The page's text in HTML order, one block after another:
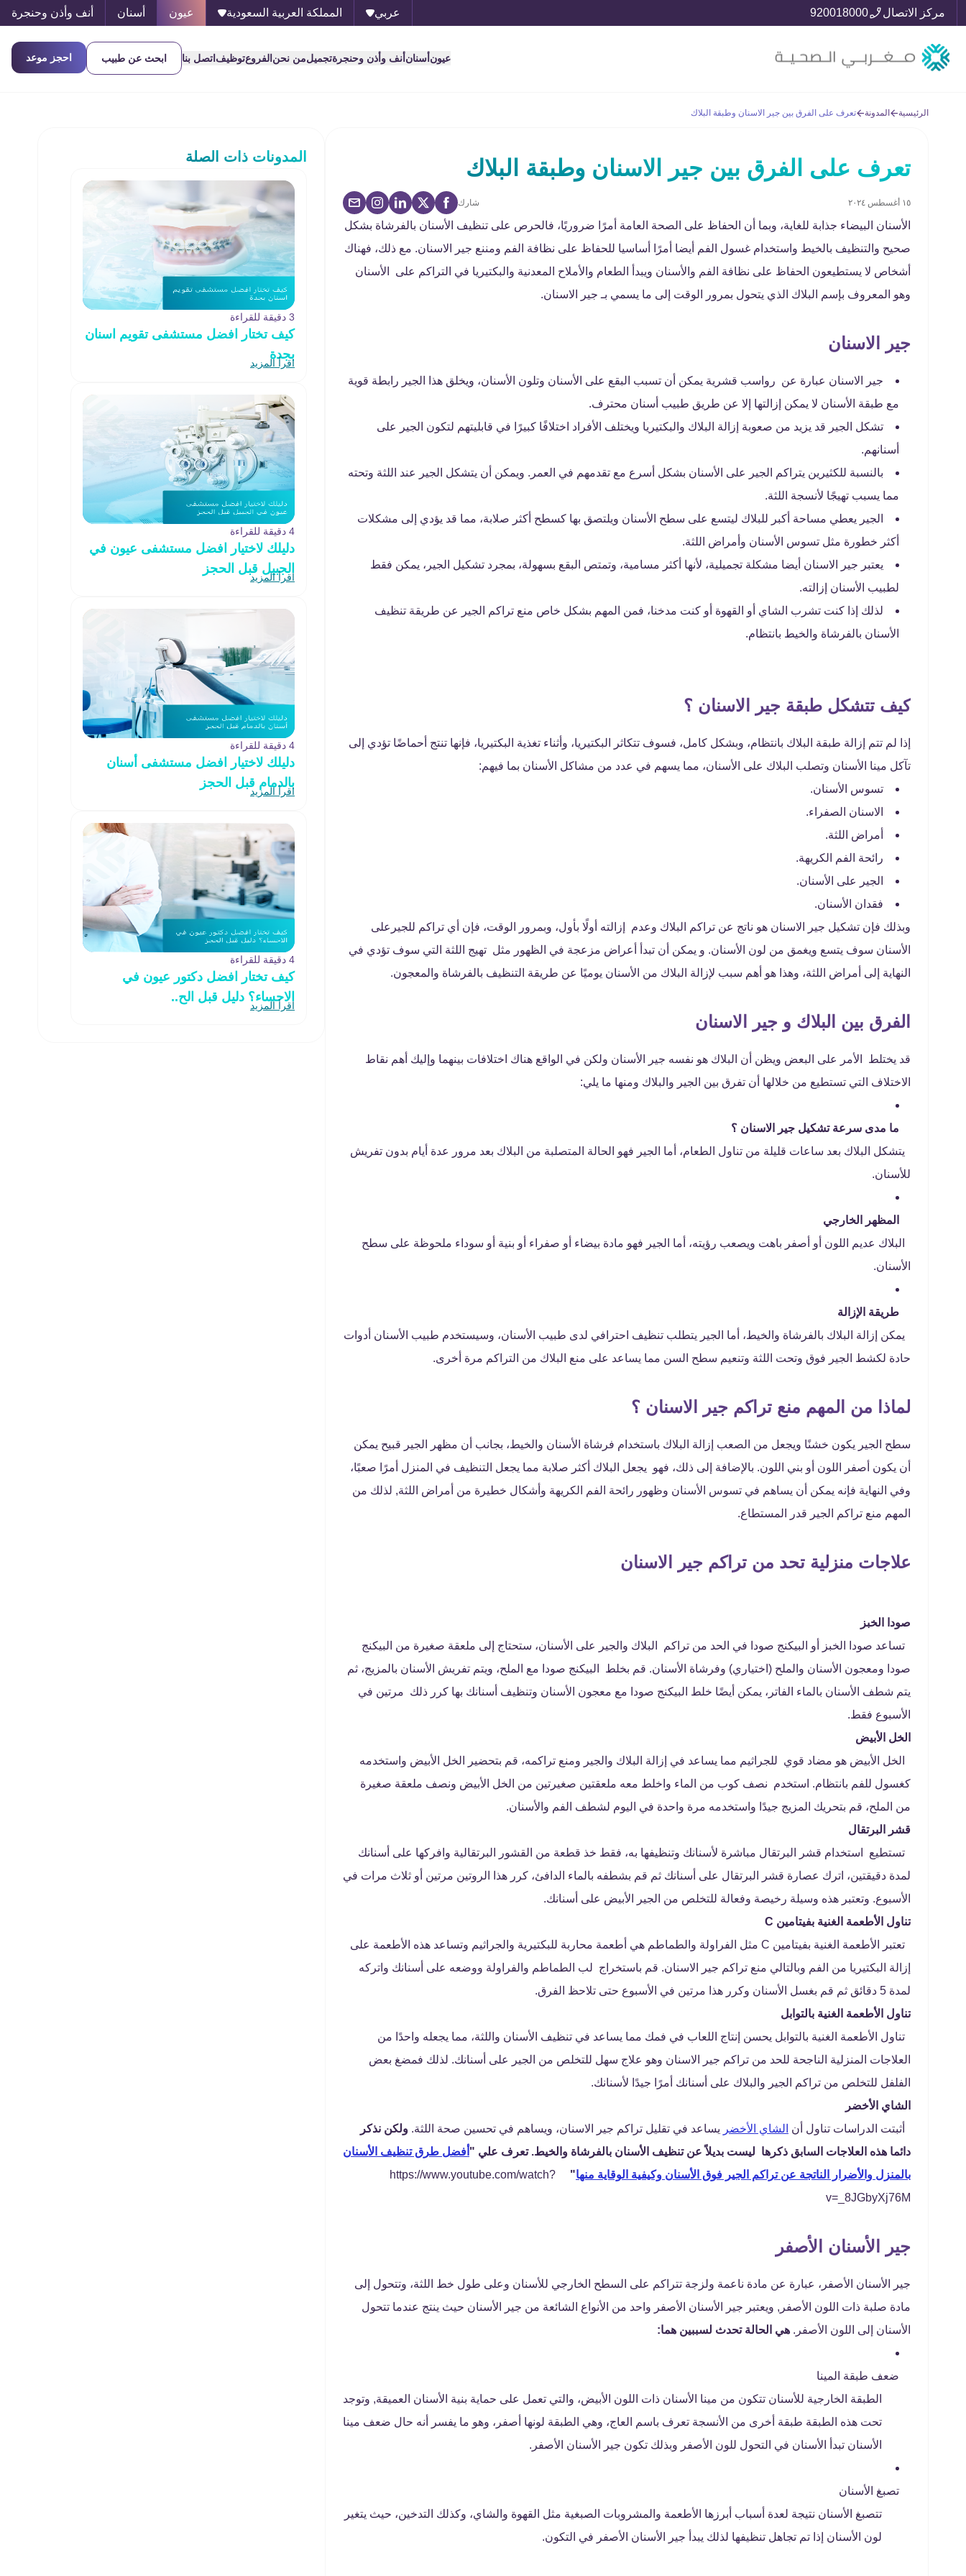
مركز الاتصال 920018000 عربي المملكة العربية السعودية عيون أسنان أنف وأذن وحنجرة
عيون أسنان أنف وأذن وحنجرةتجميلمن نحن الفروعتوظيف اتصل بنا ابحث عن طبيب احجز موعد
الرئيسية المدونة تعرف على الفرق بين جير الاسنان وطبقة البلاك
تعرف على الفرق بين جير الاسنان وطبقة البلاك
١٥ أغسطس ٢٠٢٤ شارك
الأسنان البيضاء جذابة للغاية، وبما أن الحفاظ على الصحة العامة أمرًا ضروريًا، فالحرص على تنظيف الأسنان بالفرشاة بشكل
صحيح والتنظيف بالخيط واستخدام غسول الفم أيضا أمرًا أساسيا للحفاظ على نظافة الفم ومننع جير الاسنان. مع ذلك، فهناك
أشخاص لا يستطيعون الحفاظ على نظافة الفم والأسنان ويبدأ الطعام والأملاح المعدنية والبكتيريا في التراكم على الأسنان
وهو المعروف بإسم البلاك الذي يتحول بمرور الوقت إلى ما يسمي بـ جير الاسنان.
جير الاسنان
جير الاسنان عبارة عن رواسب قشرية يمكن أن تسبب البقع على الأسنان وتلون الأسنان، ويخلق هذا الجير رابطة قوية
مع طبقة الأسنان لا يمكن إزالتها إلا عن طريق طبيب أسنان محترف.
تشكل الجير قد يزيد من صعوبة إزالة البلاك والبكتيريا ويختلف الأفراد اختلافًا كبيرًا في قابليتهم لتكون الجير على
أسنانهم.
بالنسبة للكثيرين يتراكم الجير على الأسنان بشكل أسرع مع تقدمهم في العمر. ويمكن أن يتشكل الجير عند اللثة وتحته
مما يسبب تهيجًا لأنسجة اللثة.
الجير يعطي مساحة أكبر للبلاك ليتسع على سطح الأسنان ويلتصق بها كسطح أكثر صلابة، مما قد يؤدي إلى مشكلات
أكثر خطورة مثل تسوس الأسنان وأمراض اللثة.
يعتبر جير الاسنان أيضا مشكلة تجميلية، لأنها أكثر مسامية، وتمتص البقع بسهولة، بمجرد تشكيل الجير، يمكن فقط
لطبيب الأسنان إزالته.
لذلك إذا كنت تشرب الشاي أو القهوة أو كنت مدخنا، فمن المهم بشكل خاص منع تراكم الجير عن طريقة تنظيف
الأسنان بالفرشاة والخيط بانتظام.
كيف تتشكل طبقة جير الاسنان ؟
إذا لم تتم إزالة طبقة البلاك بانتظام، وبشكل كامل، فسوف تتكاثر البكتيريا، وأثناء تغذية البكتيريا، فإنها تنتج أحماضًا تؤدي إلى
تآكل مينا الأسنان وتصلب البلاك على الأسنان، مما يسهم في عدد من مشاكل الأسنان بما فيهم:
تسوس الأسنان.
الاسنان الصفراء.
أمراض اللثة.
رائحة الفم الكريهة.
الجير على الأسنان.
فقدان الأسنان.
وبذلك فإن تشكيل جير الاسنان هو ناتج عن تراكم البلاك وعدم إزالته أولًا بأول، وبمرور الوقت، فإن أي تراكم للجيرعلى
الأسنان سوف يتسع ويغمق من لون الأسنان. و يمكن أن تبدأ أعراض مزعجة في الظهور مثل تهيج اللثة التي سوف تؤدي في
النهاية إلى أمراض اللثة، وهذا هو أهم سبب لإزالة البلاك من الأسنان يوميًا عن طريقة التنظيف بالفرشاة والمعجون.
الفرق بين البلاك و جير الاسنان
قد يختلط الأمر على البعض ويظن أن البلاك هو نفسه جير الأسنان ولكن في الواقع هناك اختلافات بينهما وإليك أهم نقاط
الاختلاف التي تستطيع من خلالها أن تفرق بين الجير والبلاك ومنها ما يلي:
ما مدى سرعة تشكيل جير الاسنان ؟
يتشكل البلاك بعد ساعات قليلة من تناول الطعام، أما الجير فهو الحالة المتصلبة من البلاك بعد مرور عدة أيام بدون تفريش
للأسنان.
المظهر الخارجي
البلاك عديم اللون أو أصفر باهت ويصعب رؤيته، أما الجير فهو مادة بيضاء أو صفراء أو بنية أو سوداء ملحوظة على سطح
الأسنان.
طريقة الإزالة
يمكن إزالة البلاك بالفرشاة والخيط، أما الجير يتطلب تنظيف احترافي لدى طبيب الأسنان، وسيستخدم طبيب الأسنان أدوات
حادة لكشط الجير فوق وتحت اللثة وتنعيم سطح السن مما يساعد على منع البلاك من التراكم مرة أخرى.
لماذا من المهم منع تراكم جير الاسنان ؟
سطح الجير يكون خشنًا ويجعل من الصعب إزالة البلاك باستخدام فرشاة الأسنان والخيط، بجانب أن مظهر الجير قبيح يمكن
أن يكون أصفر اللون أو بني اللون. بالإضافة إلى ذلك، فهو يجعل البلاك أكثر صلابة مما يجعل التنظيف في المنزل أمرًا صعبًا،
وفي النهاية فإنه يمكن أن يساهم في تسوس الأسنان وظهور رائحة الفم الكريهة وأشكال خطيرة من أمراض اللثة, لذلك من
المهم منع تراكم الجير قدر المستطاع.
علاجات منزلية تحد من تراكم جير الاسنان
صودا الخبز
تساعد صودا الخبز أو البيكنج صودا في الحد من تراكم البلاك والجير على الأسنان، ستحتاج إلى ملعقة صغيرة من البيكنج
صودا ومعجون الأسنان والملح (اختياري) وفرشاة الأسنان. قم بخلط البيكنج صودا مع الملح، ويتم تفريش الأسنان بالمزيج، ثم
يتم شطف الأسنان بالماء الفاتر، يمكن أيضًا خلط البيكنج صودا مع معجون الأسنان وتنظيف أسنانك بها كرر ذلك مرتين في
الأسبوع فقط.
الخل الأبيض
الخل الأبيض هو مضاد قوي للجراثيم مما يساعد في إزالة البلاك والجير ومنع تراكمه، قم بتحضير الخل الأبيض واستخدمه
كغسول للفم بانتظام. استخدم نصف كوب من الماء واخلط معه ملعقتين صغيرتين من الخل الأبيض ونصف ملعقة صغيرة
من الملح، قم بتحريك المزيج جيدًا واستخدمه مرة واحدة في اليوم لشطف الفم والأسنان.
قشر البرتقال
تستطيع استخدام قشر البرتقال مباشرة لأسنانك وتنظيفها به، فقط خذ قطعة من القشور البرتقالية وافركها على أسنانك
لمدة دقيقتين، اترك عصارة قشر البرتقال على أسنانك ثم قم بشطفه بالماء الدافئ، كرر هذا الروتين مرتين أو ثلاث مرات في
الأسبوع. وتعتبر هذه وسيلة رخيصة وفعالة للتخلص من الجير الأبيض على أسنانك.
تناول الأطعمة الغنية بفيتامين C
تعتبر الأطعمة الغنية بفيتامين C مثل الفراولة والطماطم هي أطعمة محاربة للبكتيرية والجراثيم وتساعد هذه الأطعمة على
إزالة البكتيريا من الفم وبالتالي منع تراكم جير الاسنان. قم باستخراج لب الطماطم والفراولة ووضعه على أسنانك واتركه
لمدة 5 دقائق ثم قم بغسل الأسنان وكرر هذا مرتين في الأسبوع حتى تلاحظ الفرق.
تناول الأطعمة الغنية بالتوابل
تناول الأطعمة الغنية بالتوابل يحسن إنتاج اللعاب في فمك مما يساعد في تنظيف الأسنان واللثة، مما يجعله واحدًا من
العلاجات المنزلية الناجحة للحد من تراكم جير الاسنان وهو علاج سهل للتخلص من الجير على أسنانك. لذلك فمضغ بعض
الفلفل للتخلص من تراكم الجير والبلاك على أسنانك أمرًا جيدًا لأسنانك.
الشاي الأخضر
أثبتت الدراسات تناول أن الشاي الأخضر يساعد في تقليل تراكم جير الاسنان، ويساهم في تحسين صحة اللثة. ولكن نذكر
دائما هذه العلاجات السابق ذكرها ليست بديلاً عن تنظيف الأسنان بالفرشاة والخيط. تعرف علي " أفضل طرق تنظيف الأسنان
بالمنزل والأضرار الناتجة عن تراكم الجير فوق الأسنان وكيفية الوقاية منها"
https://www.youtube.com/watch?
v=_8JGbyXj76M
جير الأسنان الأصفر
جير الأسنان الأصفر، عبارة عن مادة ناعمة ولزجة تتراكم على السطح الخارجي للأسنان وعلى طول خط اللثة، وتتحول إلى
مادة صلبة ذات اللون الأصفر, ويعتبر جير الأسنان الأصفر واحد من الأنواع الشائعة من جير الأسنان حيث ينتج عندما تتحول
الأسنان إلى اللون الأصفر. هي الحالة تحدث لسببين هما:
ضعف طبقة المينا
الطبقة الخارجية للأسنان تتكون من مينا الأسنان ذات اللون الأبيض، والتي تعمل على حماية بنية الأسنان العميقة, وتوجد
تحت هذه الطبقة طبقة أخرى من الأنسجة تعرف باسم العاج، وهي الطبقة لونها أصفر، وهو ما يفسر أنه حال ضعف مينا
الأسنان تبدأ الأسنان في التحول للون الأصفر وبذلك تكون جير الأسنان الأصفر.
تصبغ الأسنان
تتصبغ الأسنان نتيجة لعدة أسباب أبرزها الأطعمة والمشروبات الصبغية مثل القهوة والشاي، وكذلك التدخين، حيث يتغير
لون الأسنان إذا تم تجاهل تنظيفها لذلك يبدأ جير الأسنان الأصفر في التكون.
المدونات ذات الصلة
3 دقيقة للقراءة
كيف تختار افضل مستشفى تقويم اسنان
بجدة
اقرأ المزيد
4 دقيقة للقراءة
دليلك لاختيار افضل مستشفى عيون في
الجبيل قبل الحجز
اقرأ المزيد
4 دقيقة للقراءة
دليلك لاختيار افضل مستشفى أسنان
بالدمام قبل الحجز
اقرأ المزيد
4 دقيقة للقراءة
كيف تختار افضل دكتور عيون في
الاحساء؟ دليل قبل الح..
اقرأ المزيد